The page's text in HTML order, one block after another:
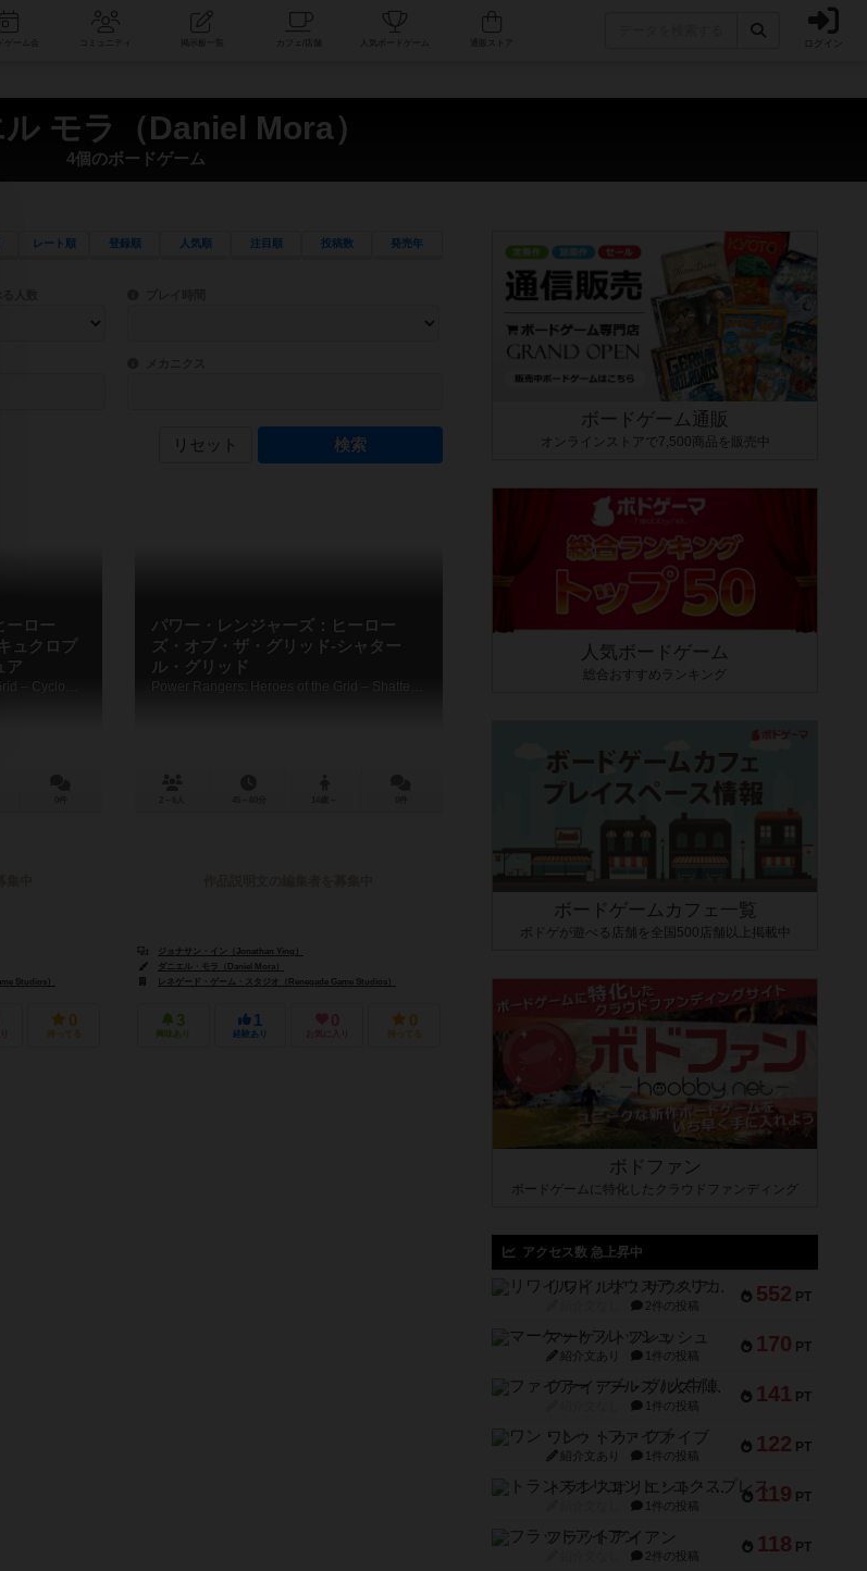
コミュニティ 人気ボードゲーム ログイン
モラ（Daniel Mora）
4個のボードゲーム
レート順 登録順 人気順 注目順 投稿数 発売年
。 目安となる所要時間を指定することができます。マニュアルを読む時間や参加者へのルール説明時間は含まれていないため、初めて
ーリーを指定することができます。直感的にゲームシステムを理解できるよう、中世ファンタジー・クッキング・海賊同士の対決など、ゲームコンセプトを絞
ゲーム性を構成するコアシステムです。主にボードゲームに慣れている方向けの絞込機能です。例えば「ダイスロール」はランダ
リセット
ーロー
ュクロプ
ア
Studios）
0
持ってる
パワー・レンジャーズ：ヒーロー
ズ・オブ・ザ・グリッド-シャター
ル・グリッド
ジョナサン・イン（Jonathan Ying）
ダニエル・モラ（Daniel Mora）
レネゲード・ゲーム・スタジオ（Renegade Game Studios）
3
興味あり
1
経験あり
0
お気に入り
0
持ってる
ボードゲーム通販
オンラインストアで7,500商品を販売中
人気ボードゲーム
総合おすすめランキング
ボードゲームカフェ一覧
ボドゲが遊べる店舗を全国500店舗以上掲載中
ボドファン
ボードゲームに特化したクラウドファンディング
アクセス数 急上昇中
552 PT
リワイルド：サウスアメリカ
2件の投稿
170 PT
マーケットフレッシュ
紹介文あり 1件の投稿
141 PT
ファイアー・ブルズ / 火牛陣
1件の投稿
122 PT
ワン・トゥ・ファイブ
紹介文あり 1件の投稿
119 PT
トランスオリエント・エクスプレス
1件の投稿
118 PT
フラットアイアン
2件の投稿